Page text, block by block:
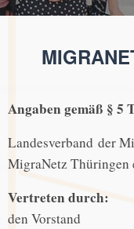
Angaben gemäß § 5
Landesverband der
MigraNetz Thüringen
Vertreten durch:
den Vorstand